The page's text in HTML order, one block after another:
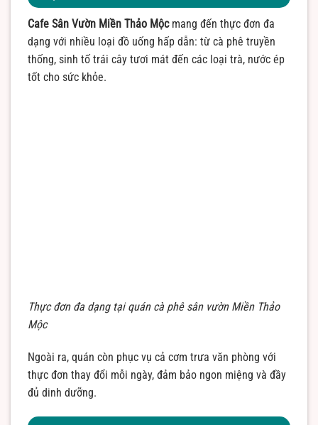
Cafe Sân Vườn Miền Thảo Mộcmang đến thực đơn đa
dạng với nhiều loại đồ uống hấp dẫn: từ cà phê truyền
thống, sinh tố trái cây tươi mát đến các loại trà, nước ép
tốt cho sức khỏe.
Thực đơn đa dạng tại quán cà phê sân vườn Miền Thảo
Mộc
Ngoài ra, quán còn phục vụ cả cơm trưa văn phòng với
thực đơn thay đổi mỗi ngày, đảm bảo ngon miệng và đầy
đủ dinh dưỡng.